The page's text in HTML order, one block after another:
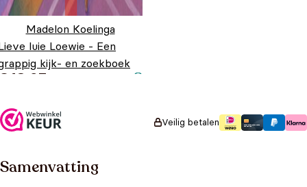
Madelon Koelinga
luie Loewie - Een
kijk- en zoekboek
18,95
Veilig betalen
Samenvatting